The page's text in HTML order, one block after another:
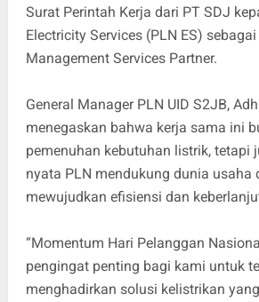
Surat Perintah Kerja dari PT SDJ
Electricity Services (PLN ES)
Management Services Partner.
General Manager PLN UID S2JB,
menegaskan bahwa kerja sama ini
pemenuhan kebutuhan listrik, tetapi
nyata PLN mendukung dunia usaha
mewujudkan efisiensi dan
“Momentum Hari Pelanggan
pengingat penting bagi kami untuk
menghadirkan solusi kelistrikan